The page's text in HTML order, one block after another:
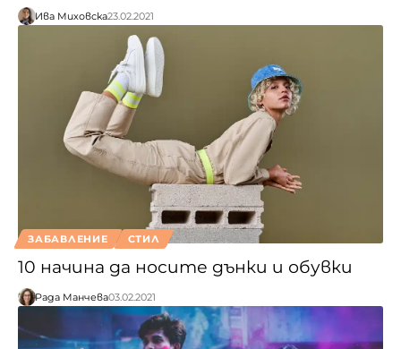
Ива Миховска23.02.2021
ЗАБАВЛЕНИЕ СТИЛ
10 начина да носите дънки и обувки
Рада Манчева03.02.2021